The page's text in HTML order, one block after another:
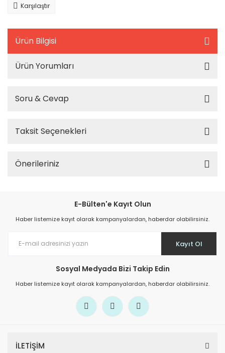
Karşılaştır
Ürün Bilgisi
Ürün Yorumları
Soru & Cevap
Taksit Seçenekleri
Önerileriniz
E-Bülten'e Kayıt Olun
Haber listemize kayıt olarak kampanyalardan, haberdar olabilirsiniz.
Kayıt Ol
Sosyal Medyada Bizi Takip Edin
Haber listemize kayıt olarak kampanyalardan, haberdar olabilirsiniz.
İLETİŞİM